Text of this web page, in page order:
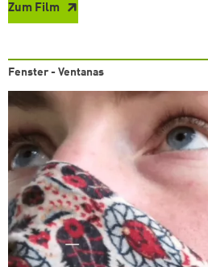
Zum Film
Fenster - Ventanas